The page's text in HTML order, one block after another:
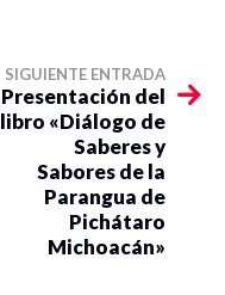
SIGUIENTE ENTRADA
Presentación del
libro «Diálogo de
Saberes y
Sabores de la
Parangua de
Pichátaro
Michoacán»